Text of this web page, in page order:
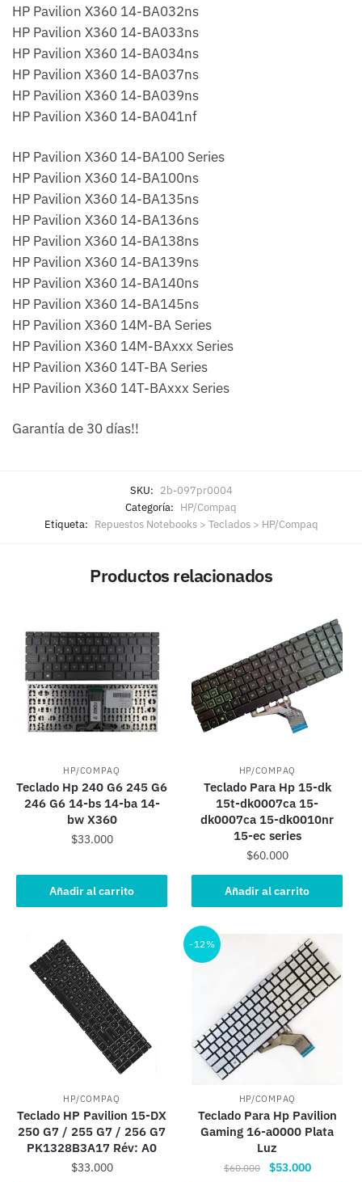
HP Pavilion X360 14-BA032ns
HP Pavilion X360 14-BA033ns
HP Pavilion X360 14-BA034ns
HP Pavilion X360 14-BA037ns
HP Pavilion X360 14-BA039ns
HP Pavilion X360 14-BA041nf
HP Pavilion X360 14-BA100 Series
HP Pavilion X360 14-BA100ns
HP Pavilion X360 14-BA135ns
HP Pavilion X360 14-BA136ns
HP Pavilion X360 14-BA138ns
HP Pavilion X360 14-BA139ns
HP Pavilion X360 14-BA140ns
HP Pavilion X360 14-BA145ns
HP Pavilion X360 14M-BA Series
HP Pavilion X360 14M-BAxxx Series
HP Pavilion X360 14T-BA Series
HP Pavilion X360 14T-BAxxx Series
Garantía de 30 días!!
SKU: 2b-097pr0004
Categoría: HP/Compaq
Etiqueta: Repuestos Notebooks > Teclados > HP/Compaq
Productos relacionados
HP/COMPAQ
Teclado Hp 240 G6 245 G6
246 G6 14-bs 14-ba 14-
bw X360
$33.000
Añadir al carrito
HP/COMPAQ
Teclado Para Hp 15-dk
15t-dk0007ca 15-
dk0007ca 15-dk0010nr
15-ec series
$60.000
Añadir al carrito
HP/COMPAQ
Teclado HP Pavilion 15-DX
250 G7 / 255 G7 / 256 G7
PK1328B3A17 Rév: A0
$33.000
-12%
HP/COMPAQ
Teclado Para Hp Pavilion
Gaming 16-a0000 Plata
Luz
$60.000
El
$53.000El